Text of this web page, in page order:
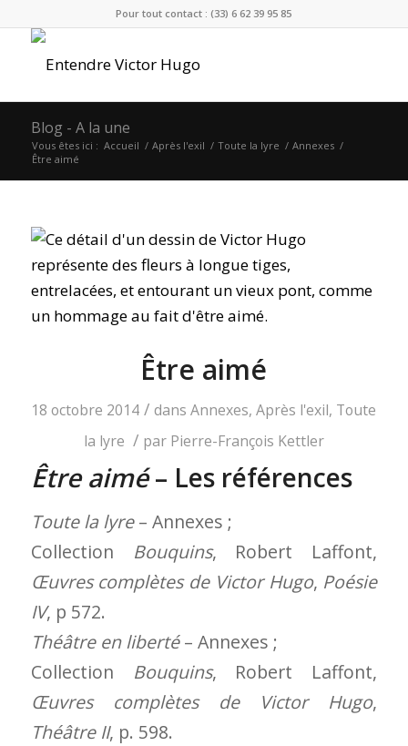
Pour tout contact : (33) 6 62 39 95 85
Blog - A la une
Vous êtes ici : Accueil / Après l'exil / Toute la lyre / Annexes /
Être aimé
Être aimé
18 octobre 2014 / dansAnnexes,Après l'exil, Toute
la lyre / par Pierre-François Kettler
Être aimé– Les références
Toute la lyre– Annexes ;
Collection Bouquins, Robert Laffont,
Œuvres complètes de Victor Hugo, Poésie
IV, p 572.
Théâtre en liberté– Annexes ;
Collection Bouquins, Robert Laffont,
Œuvres complètes de Victor Hugo,
Théâtre II, p. 598.